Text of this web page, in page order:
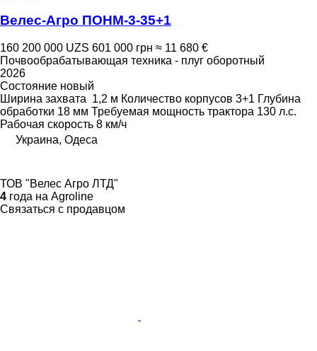
Велес-Агро ПОНМ-3-35+1
160 200 000 UZS 601 000 грн ≈ 11 680 €
Почвообрабатывающая техника - плуг оборотный
2026
Состояние новый
Ширина захвата 1,2 м Количество корпусов 3+1 Глубина
обработки 18 мм Требуемая мощность трактора 130 л.с.
Рабочая скорость 8 км/ч
Украина, Одеса
ТОВ "Велес Агро ЛТД"
4 года на Agroline
Связаться с продавцом